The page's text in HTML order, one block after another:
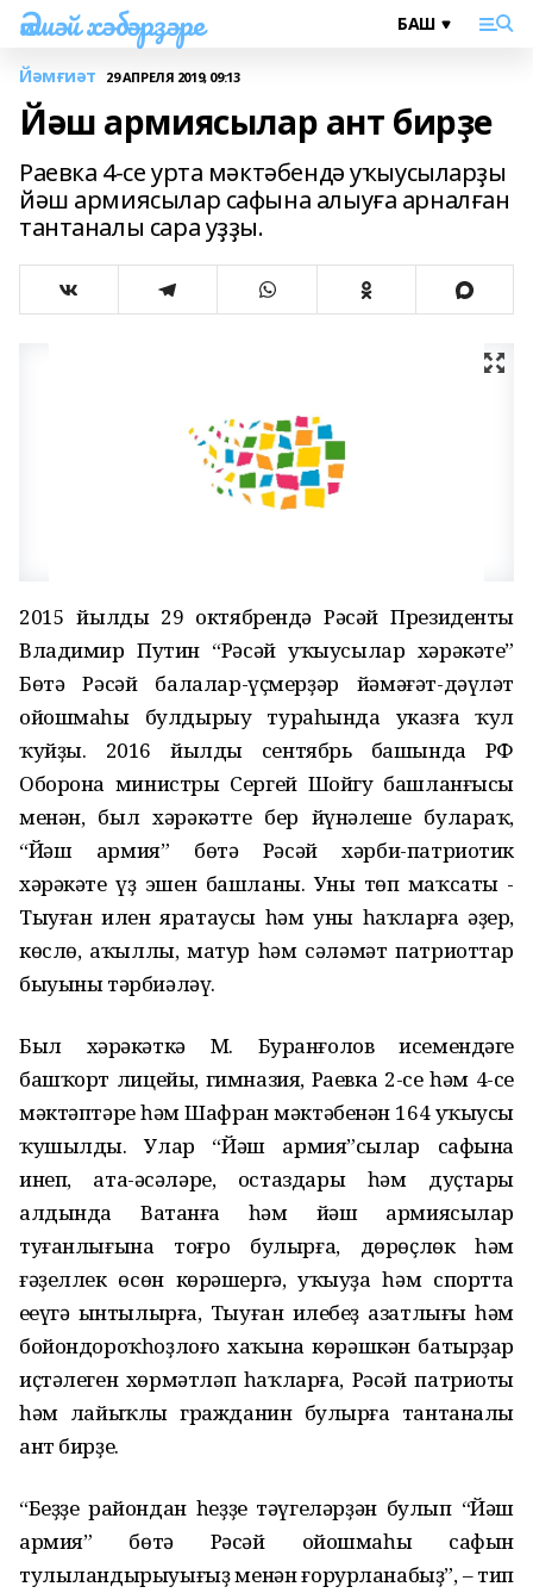
Әлшәй хәбәрҙәре
Йәмғиәт 29 АПРЕЛЯ 2019, 09:13
Йәш армиясылар ант бирҙе
Раевка 4-се урта мәктәбендә уҡыусыларҙы
йәш армиясылар сафына алыуға арналған
тантаналы сара уҙҙы.
2015 йылдың 29 октябрендә Рәсәй Президенты
Владимир Путин “Рәсәй уҡыусылар хәрәкәте”
Бөтә Рәсәй балалар-үҫмерҙәр йәмәғәт-дәүләт
ойошмаһы булдырыу тураһында указға ҡул
ҡуйҙы. 2016 йылдың сентябрь башында РФ
Оборона министры Сергей Шойгу башланғысы
менән, был хәрәкәттең бер йүнәлеше булараҡ,
“Йәш армия” бөтә Рәсәй хәрби-патриотик
хәрәкәте үҙ эшен башланы. Уның төп маҡсаты -
Тыуған илен яратаусы һәм уны һаҡларға әҙер,
көслө, аҡыллы, матур һәм сәләмәт патриоттар
быуыны тәрбиәләү.
Был хәрәкәткә М. Буранғолов исемендәге
башҡорт лицейы, гимназия, Раевка 2-се һәм 4-се
мәктәптәре һәм Шафран мәктәбенән 164 уҡыусы
ҡушылды. Улар “Йәш армия”сылар сафына
инеп, ата-әсәләре, остаздары һәм дуҫтары
алдында Ватанға һәм йәш армиясылар
туғанлығына тоғро булырға, дөрөҫлөк һәм
ғәҙеллек өсөн көрәшергә, уҡыуҙа һәм спортта
еңеүгә ынтылырға, Тыуған илебеҙ азатлығы һәм
бойондороҡһоҙлоғо хаҡына көрәшкән батырҙар
иҫтәлеген хөрмәтләп һаҡларға, Рәсәй патриоты
һәм лайыҡлы гражданин булырға тантаналы
ант бирҙе.
“Беҙҙең райондан һеҙҙең тәүгеләрҙән булып “Йәш
армия” бөтә Рәсәй ойошмаһы сафын
тулыландырыуығыҙ менән ғорурланабыҙ”, – тип